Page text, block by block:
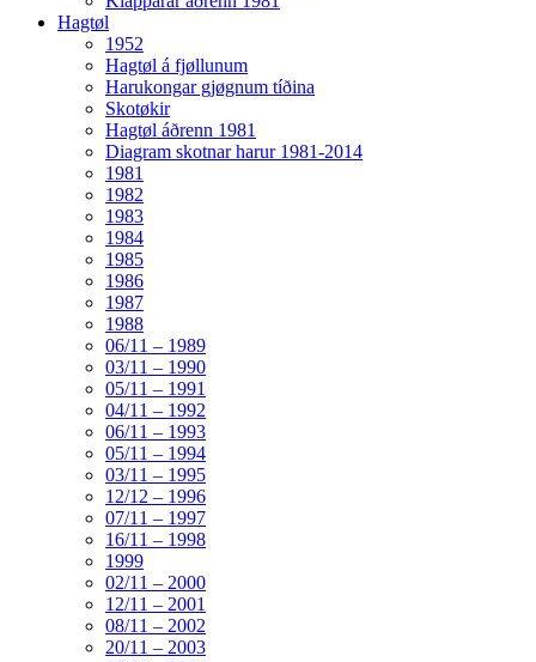
Hagtøl
1952
Hagtøl á fjøllunum
Harukongar gjøgnum tíðina
Skotøkir
Hagtøl áðrenn 1981
Diagram skotnar harur 1981-2014
1981
1982
1983
1984
1985
1986
1987
1988
06/11 – 1989
03/11 – 1990
05/11 – 1991
04/11 – 1992
06/11 – 1993
05/11 – 1994
03/11 – 1995
12/12 – 1996
07/11 – 1997
16/11 – 1998
1999
02/11 – 2000
12/11 – 2001
08/11 – 2002
20/11 – 2003